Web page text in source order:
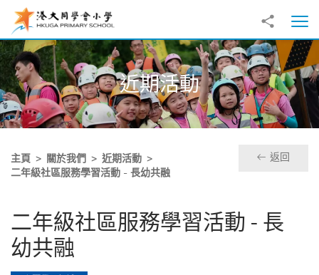
跳至主內容
分享到
打
近期活動
主頁 關於我們
近期活動
二年級社區服務學習活動 - 長幼共融
返回
二年級社區服務學習活動 - 長
幼共融